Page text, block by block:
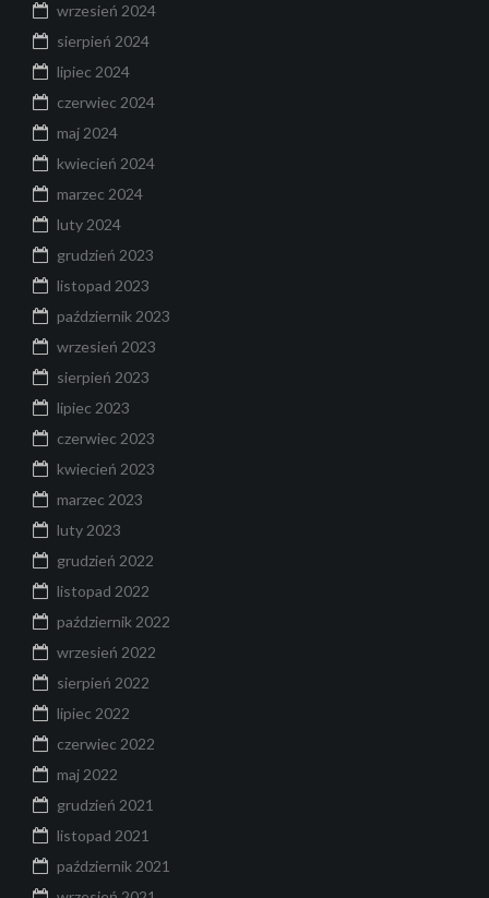
wrzesień 2024
sierpień 2024
lipiec 2024
czerwiec 2024
maj 2024
kwiecień 2024
marzec 2024
luty 2024
grudzień 2023
listopad 2023
październik 2023
wrzesień 2023
sierpień 2023
lipiec 2023
czerwiec 2023
kwiecień 2023
marzec 2023
luty 2023
grudzień 2022
listopad 2022
październik 2022
wrzesień 2022
sierpień 2022
lipiec 2022
czerwiec 2022
maj 2022
grudzień 2021
listopad 2021
październik 2021